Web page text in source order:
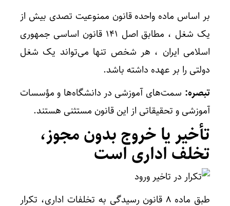
بر اساس ماده واحده قانون ممنوعیت تصدی بیش از
یک شغل ، مطابق اصل ۱۴۱ قانون اساسی جمهوری
اسلامی ایران ، هر شخص تنها می‌تواند یک شغل
دولتی را بر عهده داشته باشد.
تبصره: سمت‌های آموزشی در دانشگاه‌ها و مؤسسات
آموزشی و تحقیقاتی از این قانون مستثنی هستند.
تأخیر یا خروج بدون مجوز،
تخلف اداری است
طبق ماده ۸ قانون رسیدگی به تخلفات اداری، تکرار